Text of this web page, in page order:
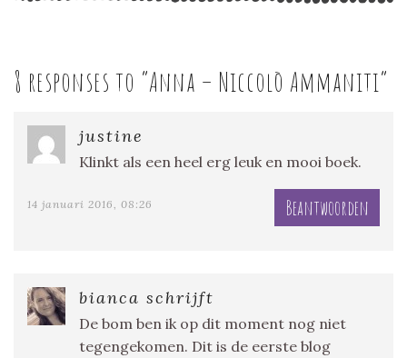
8 responses to “Anna – Niccolò Ammaniti”
justine
Klinkt als een heel erg leuk en mooi boek.
14 januari 2016, 08:26 Beantwoorden
bianca schrijft
De bom ben ik op dit moment nog niet
tegengekomen. Dit is de eerste blog